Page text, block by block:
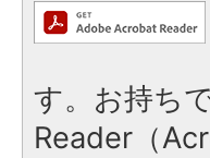
す。お持ち
Reader（